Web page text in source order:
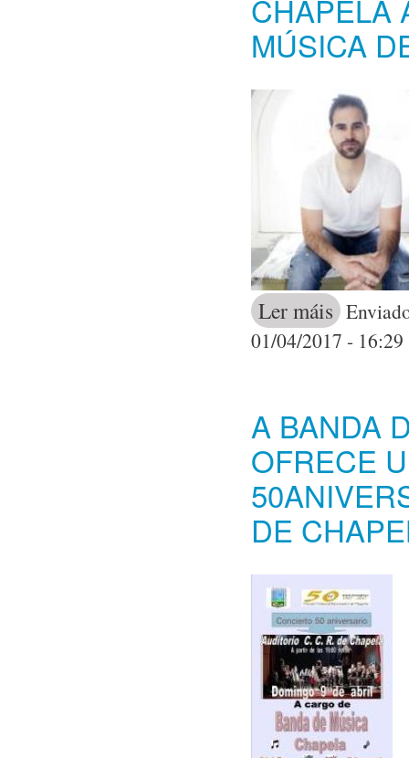
CHAPELA
MÚSICA
Ler máis acerca de O
01/04/2017 - 16:29
A BANDA
OFRECE
DE